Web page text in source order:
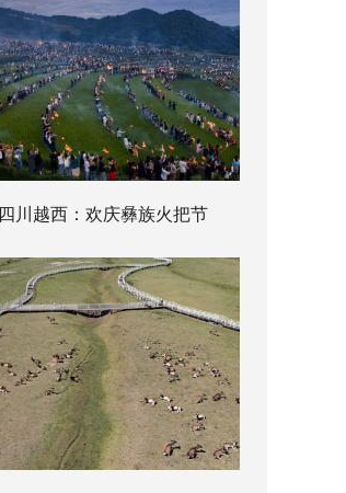
四川越西：欢庆彝族火把节